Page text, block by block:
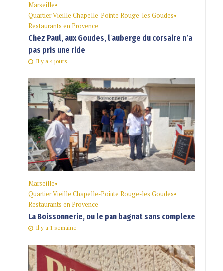
Marseille•
Quartier Vieille Chapelle-Pointe Rouge-les Goudes•
Restaurants en Provence
Chez Paul, aux Goudes, l’auberge du corsaire n’a
pas pris une ride
Il y a 4 jours
Marseille•
Quartier Vieille Chapelle-Pointe Rouge-les Goudes•
Restaurants en Provence
La Boissonnerie, ou le pan bagnat sans complexe
Il y a 1 semaine